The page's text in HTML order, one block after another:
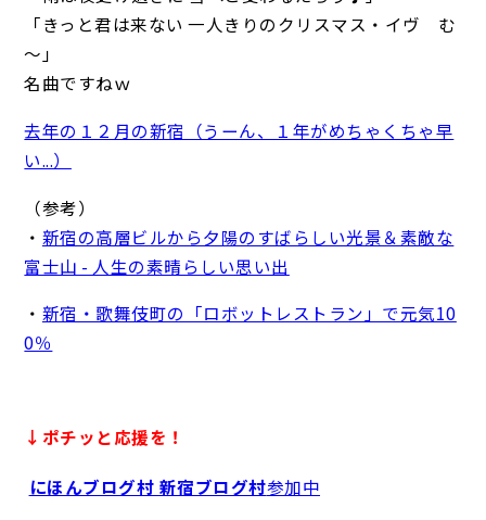
「きっと君は来ない 一人きりのクリスマス・イヴ む
～」
名曲ですねｗ
去年の１２月の新宿（うーん、１年がめちゃくちゃ早
い...）
（参考）
・ 新宿の高層ビルから夕陽のすばらしい光景＆素敵な
富士山 - 人生の素晴らしい思い出
・ 新宿・歌舞伎町の「ロボットレストラン」で元気10
0％
↓ポチッと応援を！
にほんブログ村 新宿ブログ村参加中